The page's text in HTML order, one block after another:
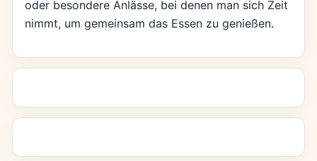
oder besondere Anlässe, bei denen man sich Zeit
nimmt, um gemeinsam das Essen zu genießen.